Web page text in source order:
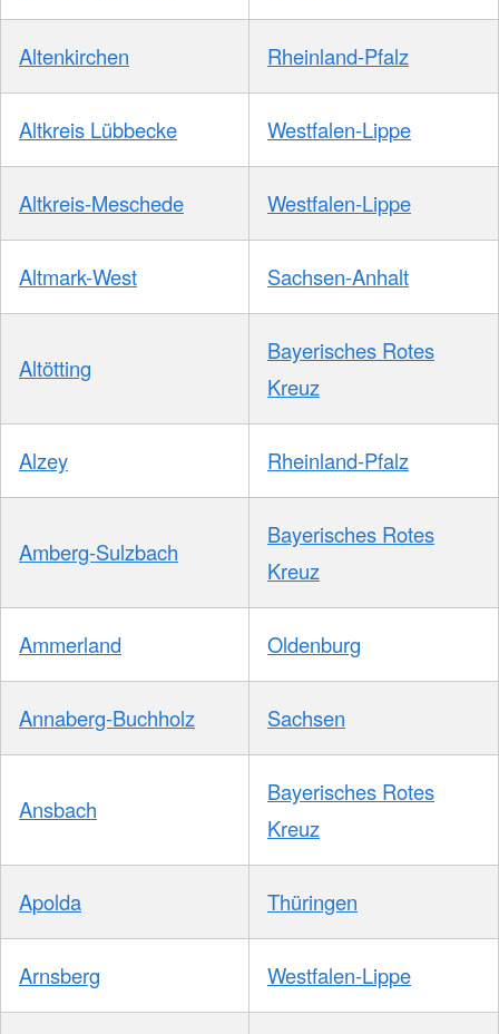
Altenkirchen Rheinland-Pfalz
Altkreis Lübbecke Westfalen-Lippe
Altkreis-Meschede Westfalen-Lippe
Altmark-West Sachsen-Anhalt
Altötting
Bayerisches Rotes
Kreuz
Alzey Rheinland-Pfalz
Amberg-Sulzbach
Bayerisches Rotes
Kreuz
Ammerland Oldenburg
Annaberg-Buchholz Sachsen
Ansbach
Bayerisches Rotes
Kreuz
Apolda Thüringen
Arnsberg Westfalen-Lippe